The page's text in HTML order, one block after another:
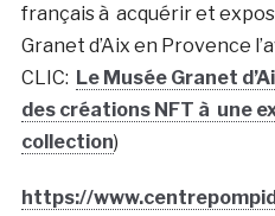
français à acquérir et
Granet d’Aix en Provence
CLIC: Le Musée Granet
des créations NFT à une
collection)
https://